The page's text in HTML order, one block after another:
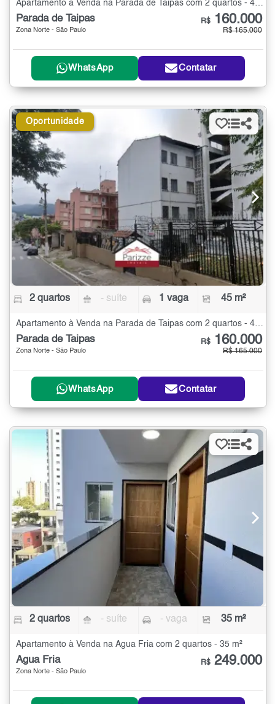
Parada de Taipas
Zona Norte - São Paulo
R$ 160.000
R$ 165.000
WhatsApp Contatar
Oportunidade
2 quartos - suíte 1 vaga 45 m²
Parada de Taipas
Zona Norte - São Paulo
R$ 160.000
R$ 165.000
WhatsApp Contatar
2 quartos - suíte - vaga 35 m²
Apartamento à Venda na Água Fria com 2 quartos - 35 m²
Água Fria
Zona Norte - São Paulo
R$ 249.000